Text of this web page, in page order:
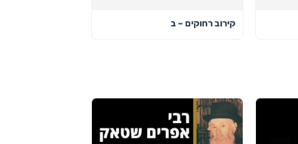
קירוב רחוקים – ב